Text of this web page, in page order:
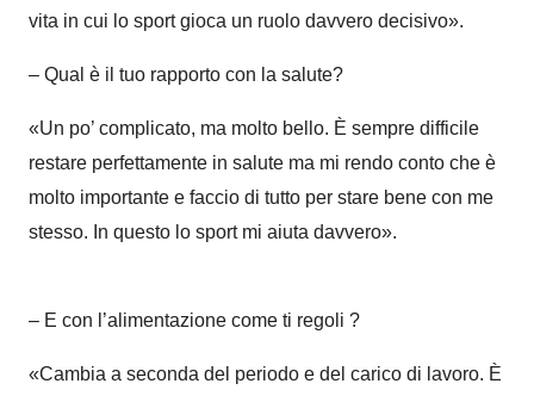
vita in cui lo sport gioca un ruolo davvero decisivo».
– Qual è il tuo rapporto con la salute?
«Un po’ complicato, ma molto bello. È sempre difficile
restare perfettamente in salute ma mi rendo conto che è
molto importante e faccio di tutto per stare bene con me
stesso. In questo lo sport mi aiuta davvero».
– E con l’alimentazione come ti regoli ?
«Cambia a seconda del periodo e del carico di lavoro. È